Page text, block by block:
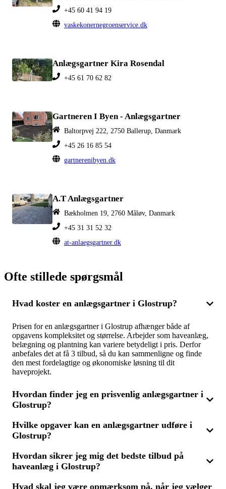
+45 60 41 94 19
vaskekonernegroenservice.dk
Anlægsgartner Kira Rosendal
+45 61 70 62 82
Gartneren I Byen - Anlægsgartner
Baltorpvej 222, 2750 Ballerup, Danmark
+45 26 16 85 54
gartnerenibyen.dk
A.T Anlægsgartner
Bækholmen 19, 2760 Måløv, Danmark
+45 31 31 52 32
at-anlaegsgartner.dk
Ofte stillede spørgsmål
Hvad koster en anlægsgartner i Glostrup?
Prisen for en anlægsgartner i Glostrup afhænger både af
opgavens kompleksitet og størrelse. Arbejder som haveanlæg,
belægning og plantning kan variere betydeligt i pris. Derfor
anbefales det at få 3 tilbud, så du kan sammenligne og finde
den mest fordelagtige og økonomiske løsning til dit
haveprojekt.
Hvordan finder jeg en prisvenlig anlægsgartner i
Glostrup?
Vil du finde en overkommelig anlægsgartner i Glostrup, er det
klogt at sammenligne flere tilbud fra forskellige fagfolk. Ved at
gå på kompromis med kvaliteten. Husk også at tjekke
anmeldelser og anbefalinger for at sikre, at du vælger den rette
til opgaven.
Hvilke opgaver kan en anlægsgartner udføre i
Glostrup?
En anlægsgartner i Glostrup kan tage sig af mange forskellige
opgaver inden for haveanlæg, som fx belægning af terrasser og
samt træfældning og beskæring. Hvis du har behov for hjælp til
Hvordan sikrer jeg mig det bedste tilbud på
haveanlæg i Glostrup?
Hvad skal jeg være opmærksom på, når jeg vælger